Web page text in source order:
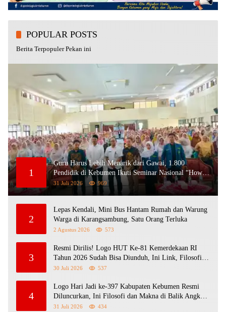
POPULAR POSTS
Berita Terpopuler Pekan ini
1
Guru Harus Lebih Menarik dari Gawai, 1.800
Pendidik di Kebumen Ikuti Seminar Nasional “How
To Be a Great Teacher”
31 Juli 2026 969
2
Lepas Kendali, Mini Bus Hantam Rumah dan Warung
Warga di Karangsambung, Satu Orang Terluka
2 Agustus 2026 573
3
Resmi Dirilis! Logo HUT Ke-81 Kemerdekaan RI
Tahun 2026 Sudah Bisa Diunduh, Ini Link, Filosofi
dan Aturan Penggunaannya
30 Juli 2026 537
4
Logo Hari Jadi ke-397 Kabupaten Kebumen Resmi
Diluncurkan, Ini Filosofi dan Makna di Balik Angka
397
31 Juli 2026 434